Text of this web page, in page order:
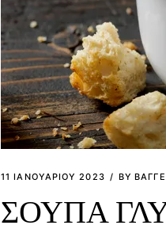
11 ΙΑΝΟΥΑΡΊΟΥ 2023 BY
ΣΟΥΠΑ